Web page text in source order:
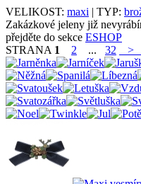
VELIKOST: maxi | TYP:
Zakázkové jeleny již
přejděte do sekce ESHOP
STRANA 1 2 ... 32 >